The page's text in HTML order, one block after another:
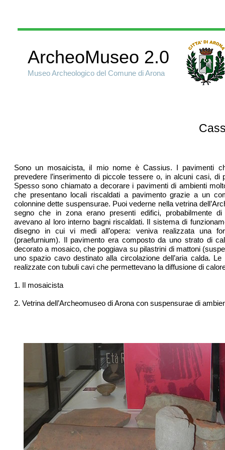
ArcheoMuseo 2.0
Museo Archeologico del Comune di Arona
Sono un mosaicista, il mio nome è Cassius. I pavimenti
prevedere l’inserimento di piccole tessere o, in alcuni casi, di
Spesso sono chiamato a decorare i pavimenti di ambienti
che presentano locali riscaldati a pavimento grazie a un
colonnine dette suspensurae. Puoi vederne nella vetrina
segno che in zona erano presenti edifici, probabilmente
avevano al loro interno bagni riscaldati. Il sistema di
disegno in cui vi medi all’opera: veniva realizzata una
(praefurnium). Il pavimento era composto da uno strato di
decorato a mosaico, che poggiava su pilastrini di mattoni
uno spazio cavo destinato alla circolazione dell’aria calda.
realizzate con tubuli cavi che permettevano la diffusione di
1. Il mosaicista
2. Vetrina dell’Archeomuseo di Arona con suspensurae di